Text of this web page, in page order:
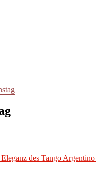
des Tango Argentino